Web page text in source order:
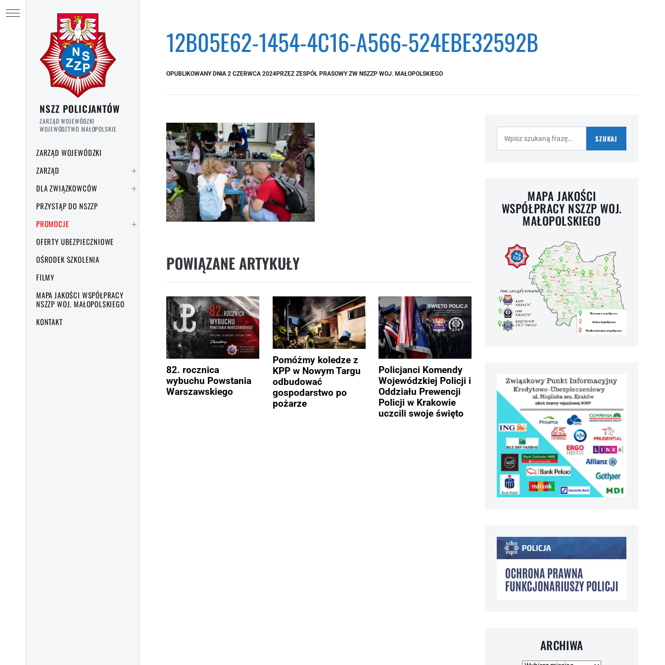
NSZZ POLICJANTÓW
ZARZĄD WOJEWÓDZKI
WOJEWÓDZTWO MAŁOPOLSKIE
ZARZĄD WOJEWÓDZKI
ZARZĄD
DLA ZWIĄZKOWCÓW
PRZYSTĄP DO NSZZP
PROMOCJE
OFERTY UBEZPIECZNIOWE
OŚRODEK SZKOLENIA
FILMY
MAPA JAKOŚCI WSPÓŁPRACY
NSZZP WOJ. MAŁOPOLSKIEGO
KONTAKT
12B05E62-1454-4C16-A566-524EBE32592B
OPUBLIKOWANY DNIA 2 CZERWCA 2024PRZEZ ZESPÓŁ PRASOWY ZW NSZZP WOJ. MAŁOPOLSKIEGO
POWIĄZANE ARTYKUŁY
82. rocznica
wybuchu Powstania
Warszawskiego
Pomóżmy koledze z
KPP w Nowym Targu
odbudować
gospodarstwo po
pożarze
Policjanci Komendy
Wojewódzkiej Policji i
Oddziału Prewencji
Policji w Krakowie
uczcili swoje święto
SZUKAJ
MAPA JAKOŚCI
WSPÓŁPRACY NSZZP WOJ.
MAŁOPOLSKIEGO
ARCHIWA